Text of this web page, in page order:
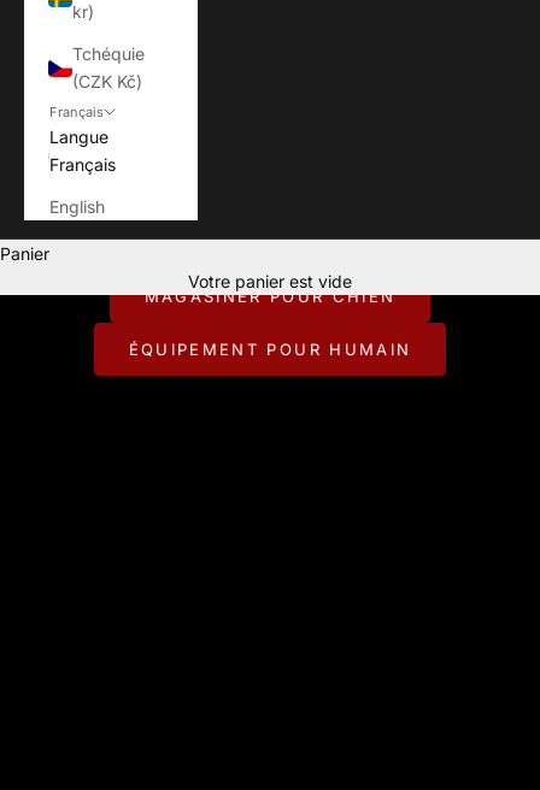
kr)
Tchéquie
(CZK Kč)
Français
Langue
Français
English
Panier
Votre panier est vide
MAGASINER POUR CHIEN
ÉQUIPEMENT POUR HUMAIN